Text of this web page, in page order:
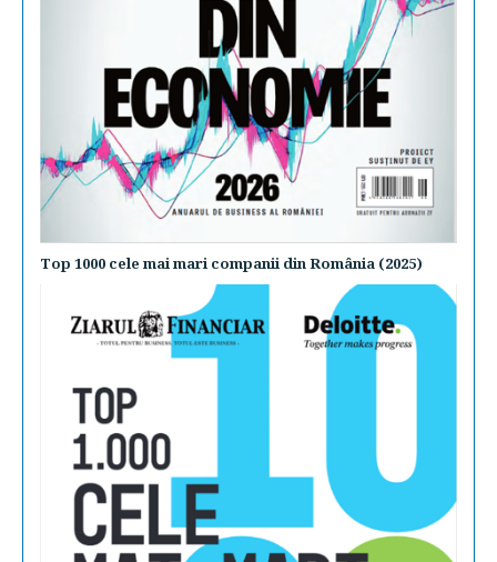
Top 1000 cele mai mari companii din România (2025)